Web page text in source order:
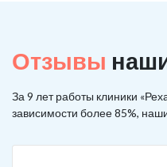
Отзывы
За 9 лет работы клиники
зависимости более 85%,